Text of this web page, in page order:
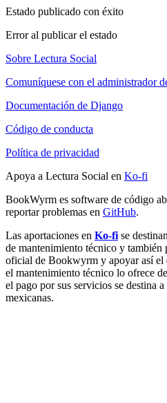
Estado publicado con éxito
Error al publicar el estado
Sobre Lectura Social
Comuníquese con el administrador
Documentación de Django
Código de conducta
Política de privacidad
Apoya a Lectura Social en Ko-fi
BookWyrm es software de código
reportar problemas en GitHub.
Las aportaciones en Ko-fi se
de mantenimiento técnico y también
oficial de Bookwyrm y apoyar así el
el mantenimiento técnico lo ofrece
el pago por sus servicios se destina
mexicanas.